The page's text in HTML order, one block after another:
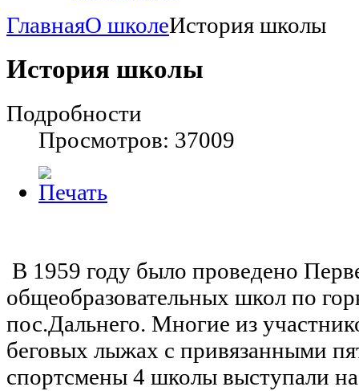
ГлавнаяО школеИстория школы
История школы
Подробности
Просмотров: 37009
В 1959 году было проведено
общеобразовательных школ по
пос.Дальнего. Многие из
беговых лыжах с привязанными
спортсмены 4 школы выступали